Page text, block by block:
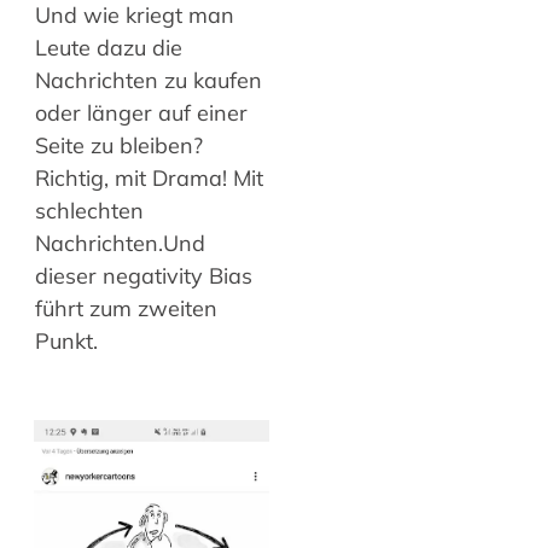
Und wie kriegt man
Leute dazu die
Nachrichten zu kaufen
oder länger auf einer
Seite zu bleiben?
Richtig, mit Drama! Mit
schlechten
Nachrichten.Und
dieser negativity Bias
führt zum zweiten
Punkt.